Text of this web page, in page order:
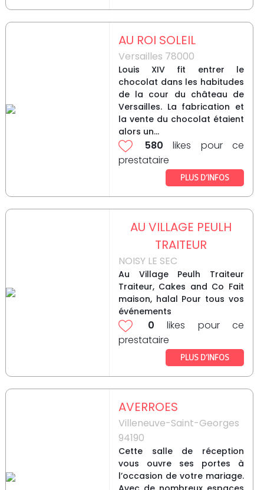
AU ROI SOLEIL
Versailles 78000
Louis XIV fit entrer le
chocolat dans les habitudes
de la cour du château de
Versailles. La fabrication et
la vente du chocolat étaient
alors un...
580 likes pour ce
prestataire
PLUS D’INFOS
AU VILLAGE PEULH
TRAITEUR
NOISY LE SEC
Au Village Peulh Traiteur
Traiteur, Cakes and Co Fait
maison, halal Pour tous vos
événements
0 likes pour ce
prestataire
PLUS D’INFOS
AVERROES
Villeneuve-Saint-Georges
94190
Cette salle de réception
vous ouvre ses portes à
l’occasion de votre mariage.